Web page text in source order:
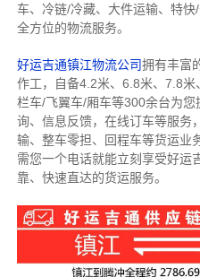
车、冷链/冷藏、大件运输、特
全方位的物流服务。
好运吉通镇江物流公司拥有丰富
作工，自备4.2米、6.8米、7.8
栏车/飞翼车/厢车等300余台为您
询、信息反馈，在线订车等服务，
输、整车零担、回程车等货运业务
需您一个电话就能立刻享受好运
靠、快速直达的货运服务。